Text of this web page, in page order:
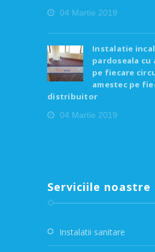
04 Martie 2019
Instalatie
pardoseala
pe fiecare
amestec pe
distribuitor
04 Martie 2019
Serviciile noastre
Instalatii sanitare